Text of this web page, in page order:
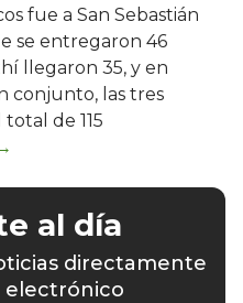
fue a San Sebastián
se entregaron 46
llegaron 35, y en
conjunto, las tres
de 115
al día
directamente